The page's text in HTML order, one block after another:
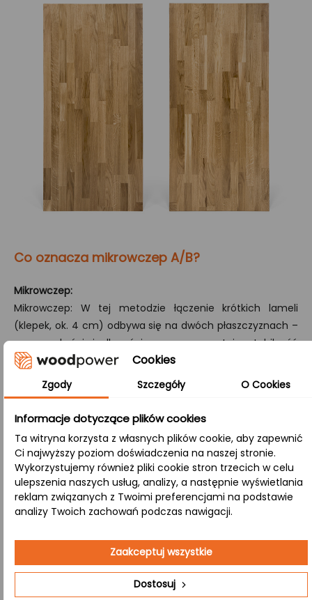
Co oznacza mikrowczep A/B?
Mikrowczep:
Mikrowczep: W tej metodzie łączenie krótkich lameli
(klepek, ok. 4 cm) odbywa się na dwóch płaszczyznach –
po szerokości i długości – co gwarantuje stabilność
konstrukcji, odporność na deformacje i zachowanie
naturalnego wyglądu drewna.
W tej klasie, jedna strona blatu (A) jest idealnie gładka,
natomiast strona B ujawnia naturalne sęki, co nadaje
produktowi wyjątkowy, kontrastowy charakter.
Zastosowanie:
– Drewniana powierzchnia odporna na
wodę, nadająca wnętrzu ciepła i stylu. Blat
olejowany skutecznie zabezpiecza drewno przed
Cookies
Zgody Szczegóły O Cookies
Informacje dotyczące plików cookies
Ta witryna korzysta z własnych plików cookie, aby zapewnić
Ci najwyższy poziom doświadczenia na naszej stronie.
Wykorzystujemy również pliki cookie stron trzecich w celu
ulepszenia naszych usług, analizy, a następnie wyświetlania
reklam związanych z Twoimi preferencjami na podstawie
analizy Twoich zachowań podczas nawigacji.
Dostosuj
Zaakceptuj wszystkie